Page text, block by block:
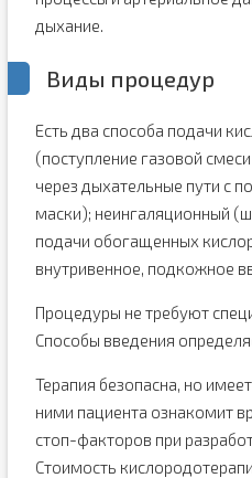
дыхание.
Виды процедур
Есть два способа подачи
(поступление газовой
через дыхательные пути с
маски); неингаляционный
подачи обогащенных
внутривенное, подкожное
Процедуры не требуют
Способы введения
Терапия безопасна, но
ними пациента ознакомит
стоп-факторов при
Стоимость